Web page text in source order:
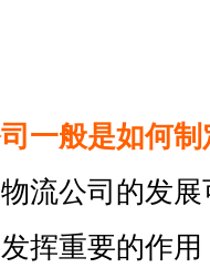
一般是如何
流公司的发
挥重要的作